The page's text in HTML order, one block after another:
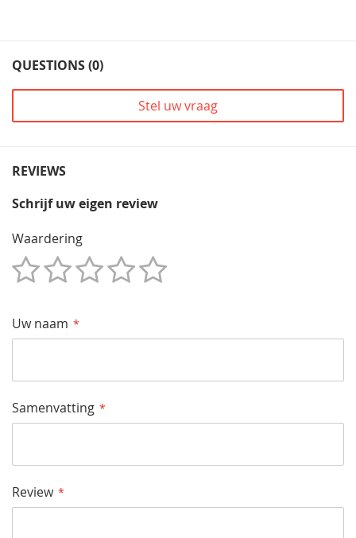
QUESTIONS (0)
Stel uw vraag
REVIEWS
Schrijf uw eigen review
Waardering
Uw naam
Samenvatting
Review